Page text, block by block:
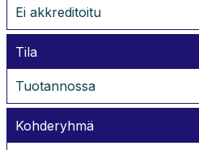
Ei akkreditoitu
Tila
Tuotannossa
Kohderyhmä